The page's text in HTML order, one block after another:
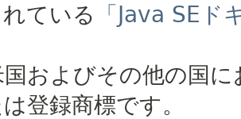
ている
「Java SE
国およびその他の国
登録商標です。